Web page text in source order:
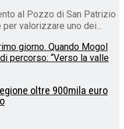
al Pozzo di San Patrizio
valorizzare uno dei...
oltre 900mila euro